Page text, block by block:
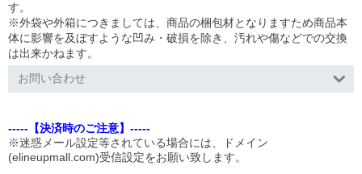
す。
※外袋や外箱につきましては、商品の梱包材となりますため商品本
体に影響を及ぼすような凹み・破損を除き、汚れや傷などでの交換
は出来かねます。
お問い合わせ
-----【決済時のご注意】-----
※迷惑メール設定等されている場合には、ドメイン
(elineupmall.com)受信設定をお願い致します。